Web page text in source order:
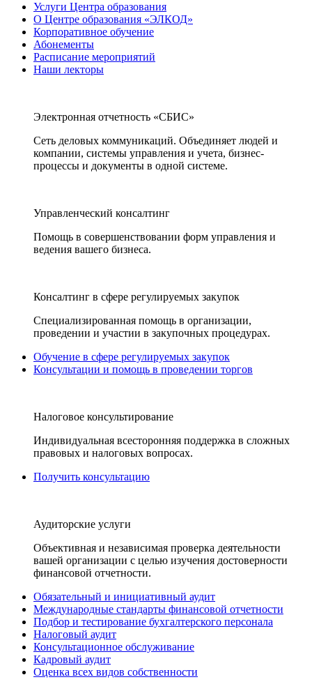
Услуги Центра образования
О Центре образования «ЭЛКОД»
Корпоративное обучение
Абонементы
Расписание мероприятий
Наши лекторы
Электронная отчетность «СБИС»
Сеть деловых коммуникаций. Объединяет людей и
компании, системы управления и учета, бизнес-
процессы и документы в одной системе.
Управленческий консалтинг
Помощь в совершенствовании форм управления и
ведения вашего бизнеса.
Консалтинг в сфере регулируемых закупок
Специализированная помощь в организации,
проведении и участии в закупочных процедурах.
Обучение в сфере регулируемых закупок
Консультации и помощь в проведении торгов
Налоговое консультирование
Индивидуальная всесторонняя поддержка в сложных
правовых и налоговых вопросах.
Получить консультацию
Аудиторские услуги
Объективная и независимая проверка деятельности
вашей организации с целью изучения достоверности
финансовой отчетности.
Обязательный и инициативный аудит
Международные стандарты финансовой отчетности
Подбор и тестирование бухгалтерского персонала
Налоговый аудит
Консультационное обслуживание
Кадровый аудит
Оценка всех видов собственности